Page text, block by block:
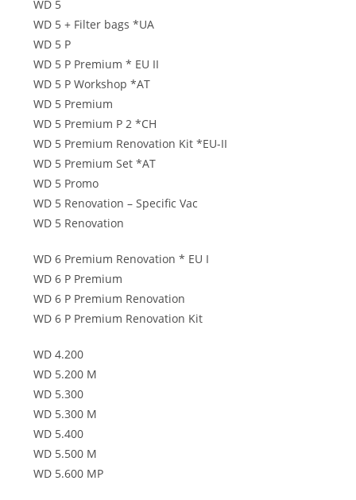
WD 5
WD 5 + Filter bags *UA
WD 5 P
WD 5 P Premium * EU II
WD 5 P Workshop *AT
WD 5 Premium
WD 5 Premium P 2 *CH
WD 5 Premium Renovation Kit *EU-II
WD 5 Premium Set *AT
WD 5 Promo
WD 5 Renovation – Specific Vac
WD 5 Renovation
WD 6 Premium Renovation * EU I
WD 6 P Premium
WD 6 P Premium Renovation
WD 6 P Premium Renovation Kit
WD 4.200
WD 5.200 M
WD 5.300
WD 5.300 M
WD 5.400
WD 5.500 M
WD 5.600 MP